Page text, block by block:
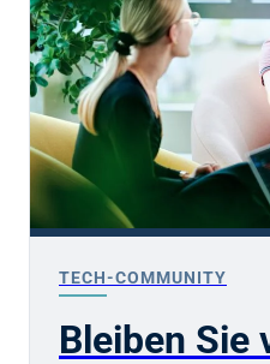
TECH-COMMUNITY
Bleiben Sie